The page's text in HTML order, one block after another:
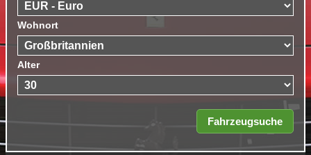
Wohnort
Alter